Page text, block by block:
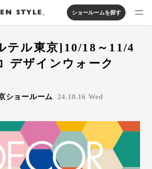
アイランドキッチン
ン
ショールームを探す
テル東京]10/18～11/4
デザインウォーク
ショールーム 24.10.16 Wed